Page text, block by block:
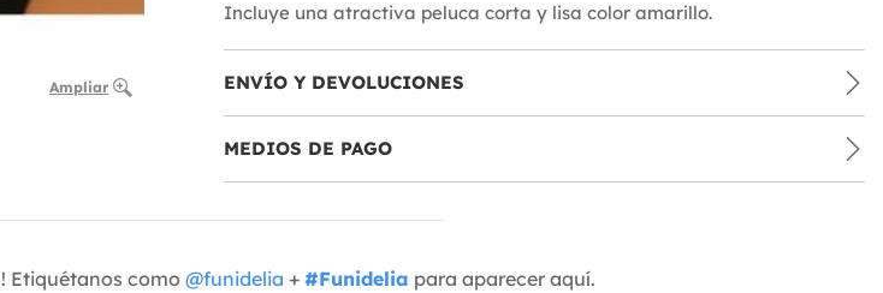
Ampliar
Incluye una atractiva peluca corta y lisa color amarillo.
ENVÍO Y DEVOLUCIONES
MEDIOS DE PAGO
! Etiquétanos como @funidelia + #Funidelia para aparecer aquí.